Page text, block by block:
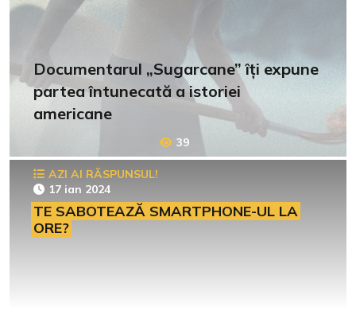
Documentarul „Sugarcane” îți expune
partea întunecată a istoriei
americane
39
AZI AI RĂSPUNSUL!
17 ian 2024
TE SABOTEAZĂ SMARTPHONE-UL LA
ORE?